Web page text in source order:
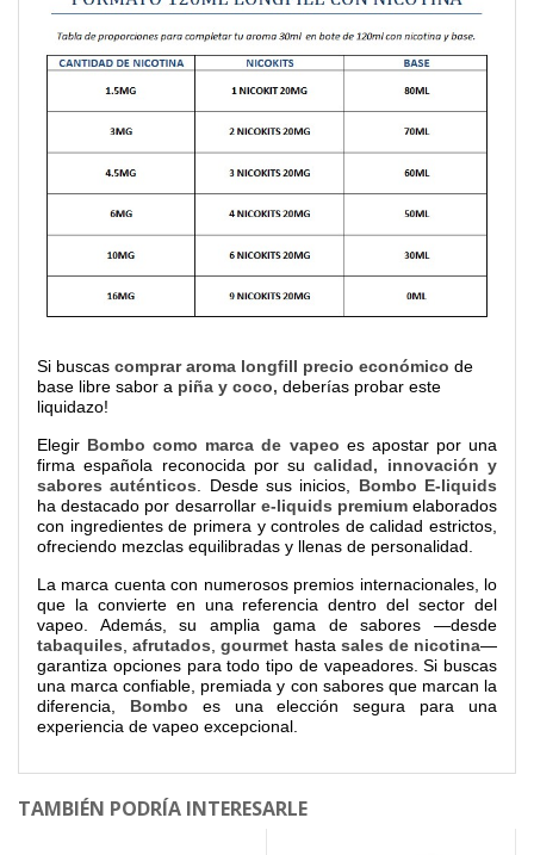
Si buscas comprar aroma longfill precio económico de
base libre sabor a piña y coco, deberías probar este
liquidazo!
Elegir Bombo como marca de vapeo es apostar por una
firma española reconocida por sucalidad, innovación y
sabores auténticos . Desde sus inicios, Bombo E-liquids
ha destacado por desarrollar e-liquids premiumelaborados
con ingredientes de primera y controles de calidad estrictos,
ofreciendo mezclas equilibradas y llenas de personalidad.
La marca cuenta con numerosos premios internacionales, lo
que la convierte en una referencia dentro del sector del
vapeo. Además, su amplia gama de sabores —desde
tabaquiles ,afrutados ,gourmet hasta sales de nicotina—
garantiza opciones para todo tipo de vapeadores. Si buscas
una marca confiable, premiada y con sabores que marcan la
diferencia, Bombo es una elección segura para una
experiencia de vapeo excepcional.
TAMBIÉN PODRÍA INTERESARLE